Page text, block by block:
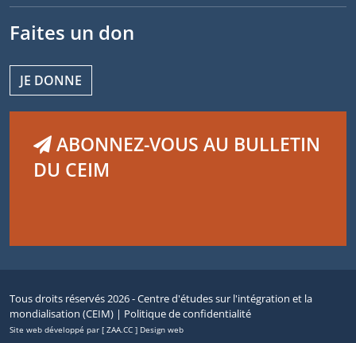
Faites un don
JE DONNE
ABONNEZ-VOUS AU BULLETIN
DU CEIM
Tous droits réservés 2026 - Centre d'études sur l'intégration et la
mondialisation (CEIM) | Politique de confidentialité
Site web développé par [ ZAA.CC ] Design web